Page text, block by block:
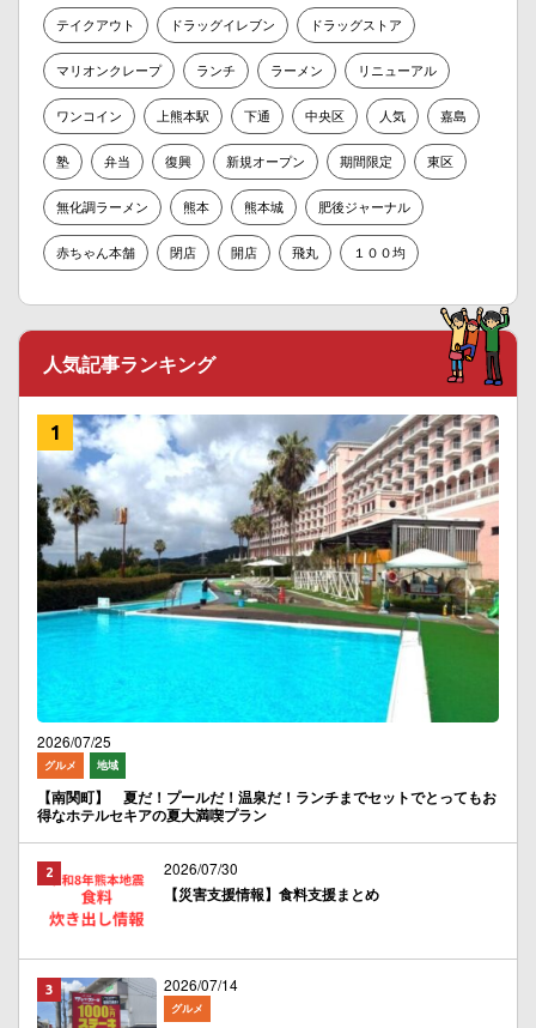
テイクアウト ドラッグイレブン ドラッグストア
マリオンクレープ ランチ ラーメン リニューアル
ワンコイン 上熊本駅 下通 中央区 人気 嘉島
塾 弁当 復興 新規オープン 期間限定 東区
無化調ラーメン 熊本 熊本城 肥後ジャーナル
赤ちゃん本舗 閉店 開店 飛丸 １００均
人気記事ランキング
2026/07/25
グルメ 地域
【南関町】 夏だ！プールだ！温泉だ！ランチまでセットでとってもお
得なホテルセキアの夏大満喫プラン
2026/07/30
【災害支援情報】食料支援まとめ
2026/07/14
グルメ